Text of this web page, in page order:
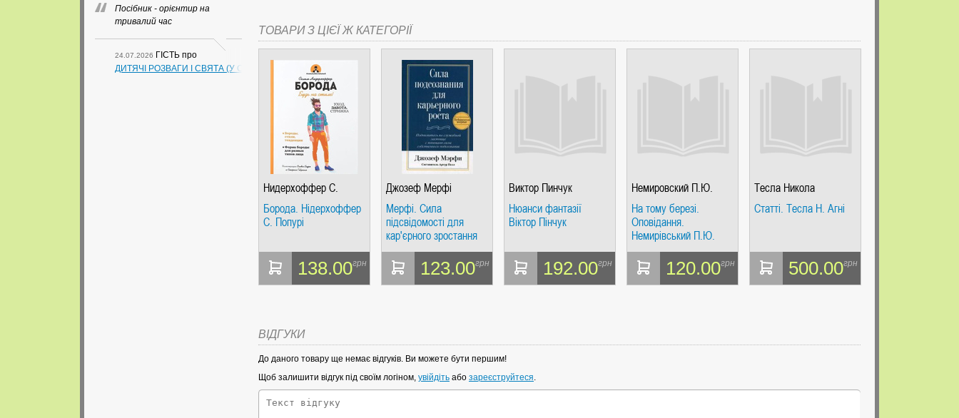
Посібник - орієнтир на
тривалий час
24.07.2026 ГІСТЬ про
ДИТЯЧІ РОЗВАГИ І СВЯТА (У СХЕМАХ, ТАБЛИЦЯХ, ВИЗНАЧЕННЯХ, СЦЕНАРІЯХ). АНТОНІНА ШЕВЧУК. МАНДРІВЕЦЬ
ТОВАРИ З ЦІЄЇ Ж КАТЕГОРІЇ
Нидерхоффер С.
Борода. Нідерхоффер
С. Попурі
138.00грн
Джозеф Мерфі
Мерфі. Сила
підсвідомості для
кар'єрного зростання
123.00грн
Виктор Пинчук
Нюанси фантазії
Віктор Пінчук
192.00грн
Немировский П.Ю.
На тому березі.
Оповідання.
Немирівський П.Ю.
120.00грн
Тесла Никола
Статті. Тесла Н. Агні
500.00грн
ВІДГУКИ
До даного товару ще немає відгуків. Ви можете бути першим!
Щоб залишити відгук під своїм логіном, увійдіть або зареєструйтеся